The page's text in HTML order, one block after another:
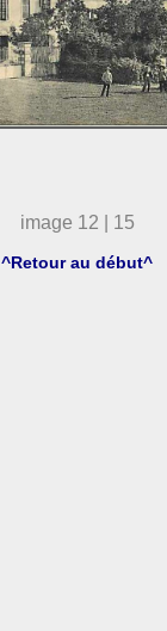
image 12 | 15
^Retour au début^